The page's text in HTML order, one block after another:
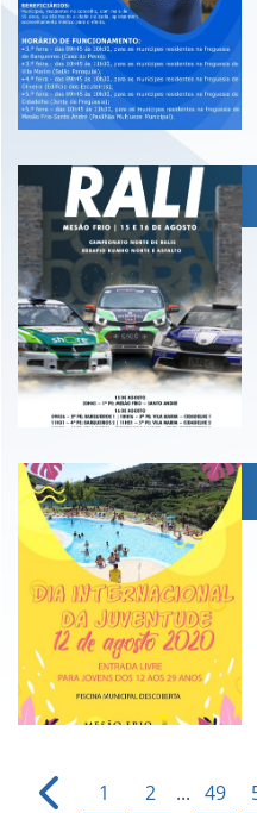
Rali Município de
Dia Internacional
1 2 ... 49